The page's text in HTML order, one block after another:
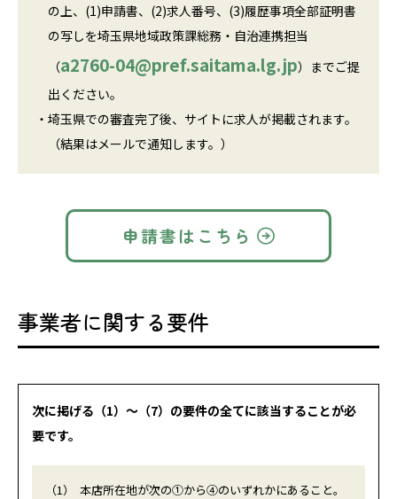
の上、(1)申請書、(2)求人番号、(3)履歴事項全部証明書
の写しを埼玉県地域政策課総務・自治連携担当
（a2760-04@pref.saitama.lg.jp）までご提
出ください。
・ 埼玉県での審査完了後、サイトに求人が掲載されます。
（結果はメールで通知します。）
申請書はこちら
事業者に関する要件
次に掲げる（1）～（7）の要件の全てに該当することが必
要です。
（1）
本店所在地が次の①から④のいずれかにあること。